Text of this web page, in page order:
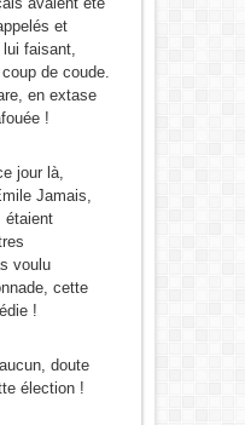
et
faisant,
de coude.
en extase
!
jour là,
Jamais,
étaient
voulu
cette
!
doute
élection !